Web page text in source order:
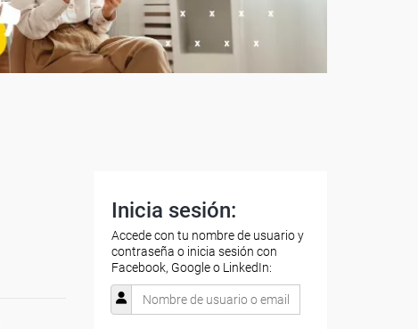
Inicia sesión:
Accede con tu nombre de usuario y
contraseña o inicia sesión con
Facebook, Google o LinkedIn: